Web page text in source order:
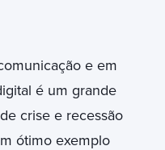
e em
é um grande
crise e recessão
ótimo exemplo